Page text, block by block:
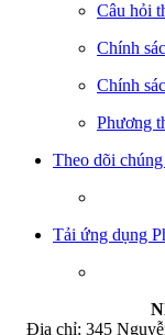
Câu hỏi
Chính
Chính
Phương
Theo dõi
Tải ứng dụng
Địa chỉ: 345